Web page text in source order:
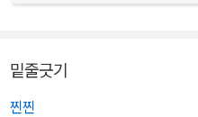
밑줄긋기
찐찐